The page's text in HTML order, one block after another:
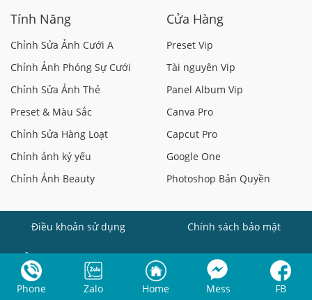
Tính Năng
Chỉnh Sửa Ảnh Cưới A
Chỉnh Ảnh Phóng Sự Cưới
Chỉnh Sửa Ảnh Thẻ
Preset & Màu Sắc
Chỉnh Sửa Hàng Loạt
Chỉnh ảnh kỷ yếu
Chỉnh Ảnh Beauty
Cửa Hàng
Preset Vip
Tài nguyên Vip
Panel Album Vip
Canva Pro
Capcut Pro
Google One
Photoshop Bản Quyền
Điều khoản sử dụng Chính sách bảo mật
CÔNG TY TNHH SADESIGN
Hotline: (+84)868339999
Phone Zalo Home Mess FB